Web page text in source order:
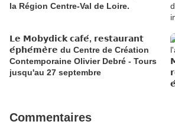
la Région Centre-Val de Loire.
𝗟𝗲 𝗠𝗼𝗯𝘆𝗱𝗶𝗰𝗸 𝗰𝗮𝗳𝗲́, 𝗿𝗲𝘀𝘁𝗮𝘂𝗿𝗮𝗻𝘁
𝗲́𝗽𝗵𝗲́𝗺𝗲̀𝗿𝗲 du Centre de Création
Contemporaine Olivier Debré - Tours
jusqu'au 27 septembre
Commentaires